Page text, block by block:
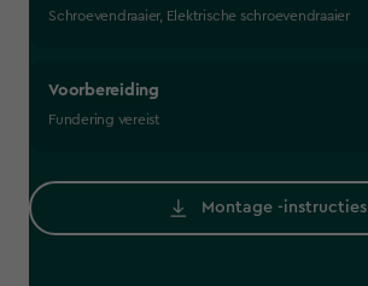
Schroevendraaier, Elektrische schroevendraaier
Voorbereiding
Fundering vereist
Montage -instructies